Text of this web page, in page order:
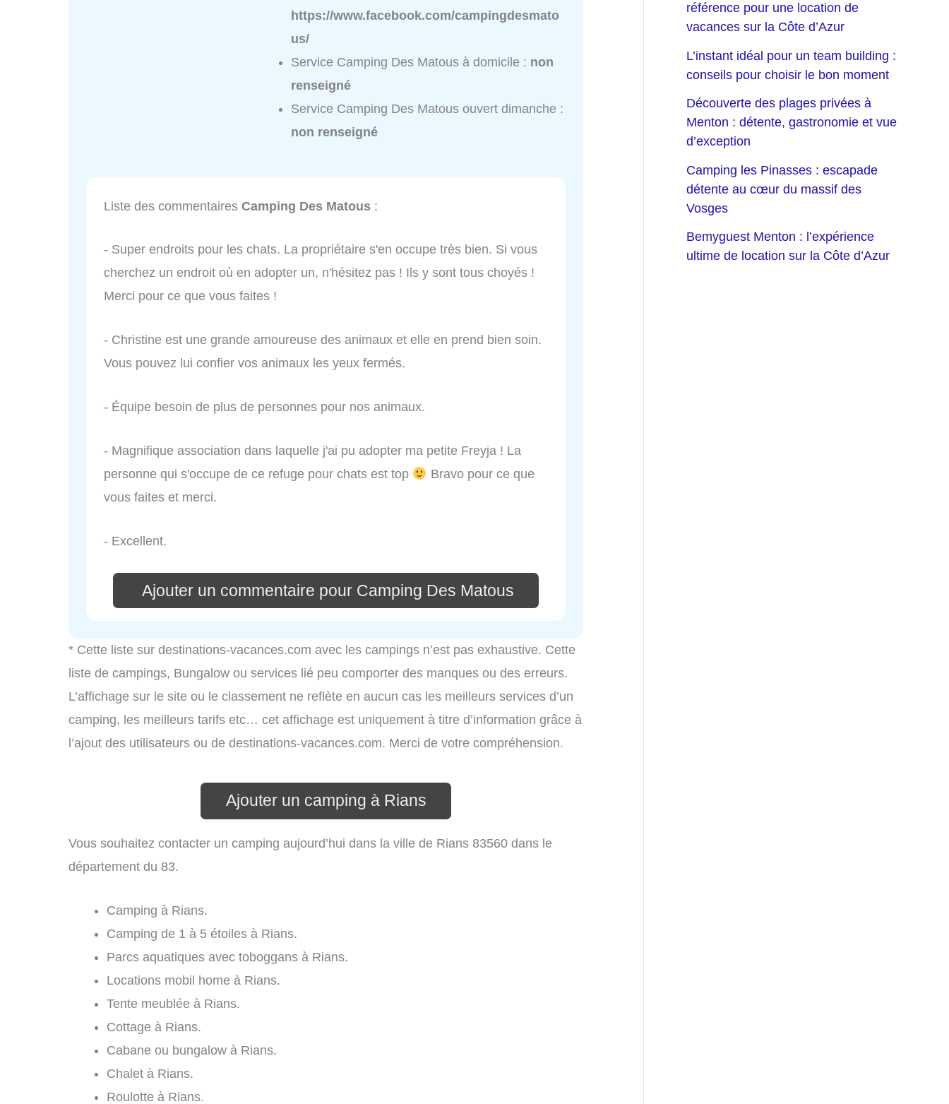
https://www.facebook.com/campingdesmato
us/
Service Camping Des Matous à domicile : non
renseigné
Service Camping Des Matous ouvert dimanche :
non renseigné
Liste des commentaires Camping Des Matous :
- Super endroits pour les chats. La propriétaire s'en occupe très bien. Si vous
cherchez un endroit où en adopter un, n'hésitez pas ! Ils y sont tous choyés !
Merci pour ce que vous faites !
- Christine est une grande amoureuse des animaux et elle en prend bien soin.
Vous pouvez lui confier vos animaux les yeux fermés.
- Équipe besoin de plus de personnes pour nos animaux.
- Magnifique association dans laquelle j'ai pu adopter ma petite Freyja ! La
personne qui s'occupe de ce refuge pour chats est top
Bravo pour ce que
vous faites et merci.
- Excellent.
Ajouter un commentaire pour Camping Des Matous
* Cette liste sur destinations-vacances.com avec les campings n’est pas exhaustive. Cette
liste de campings, Bungalow ou services lié peu comporter des manques ou des erreurs.
L’affichage sur le site ou le classement ne reflète en aucun cas les meilleurs services d’un
camping, les meilleurs tarifs etc… cet affichage est uniquement à titre d’information grâce à
l’ajout des utilisateurs ou de destinations-vacances.com. Merci de votre compréhension.
Ajouter un camping à Rians
Vous souhaitez contacter un camping aujourd’hui dans la ville de Rians 83560 dans le
département du 83.
Camping à Rians.
Camping de 1 à 5 étoiles à Rians.
Parcs aquatiques avec toboggans à Rians.
Locations mobil home à Rians.
Tente meublée à Rians.
Cottage à Rians.
Cabane ou bungalow à Rians.
Chalet à Rians.
Roulotte à Rians.
référence pour une location de
vacances sur la Côte d’Azur
L’instant idéal pour un team building :
conseils pour choisir le bon moment
Découverte des plages privées à
Menton : détente, gastronomie et vue
d’exception
Camping les Pinasses : escapade
détente au cœur du massif des
Vosges
Bemyguest Menton : l’expérience
ultime de location sur la Côte d’Azur